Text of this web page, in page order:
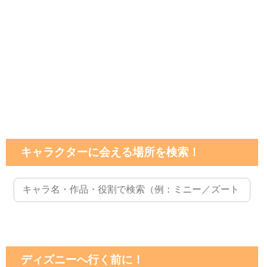
キャラクターに会える場所を検索！
ディズニーへ行く前に！